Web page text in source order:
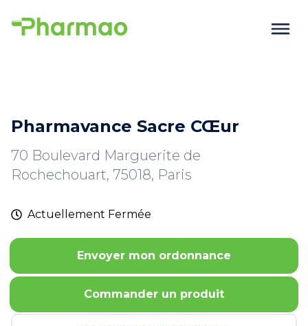
Pharmavance Sacre CŒur
70 Boulevard Marguerite de
Rochechouart, 75018, Paris
Actuellement Fermée
Envoyer mon ordonnance
Commander un produit